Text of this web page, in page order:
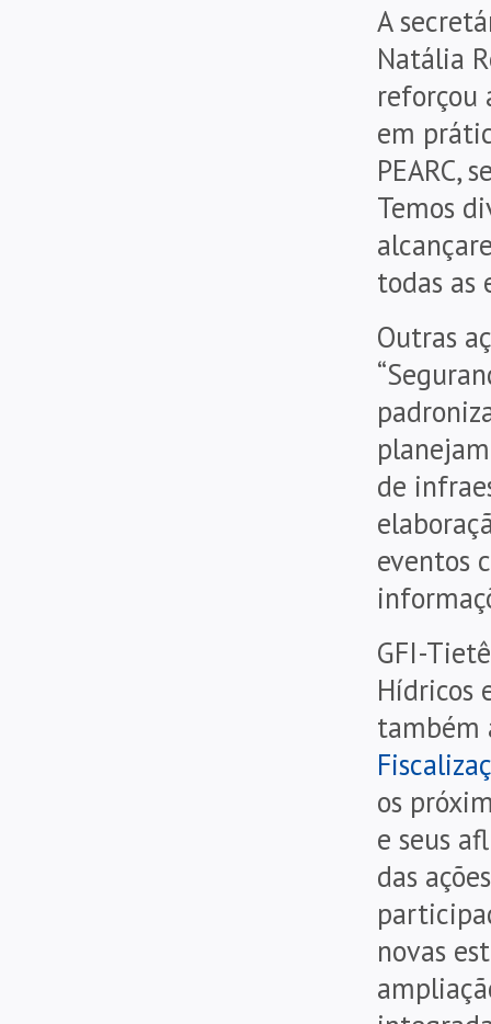
A
Natália
reforçou
em
PEARC,
Temos
todas as
Outras
de
eventos
GFI-
Hídricos
também
os
e seus
das
novas